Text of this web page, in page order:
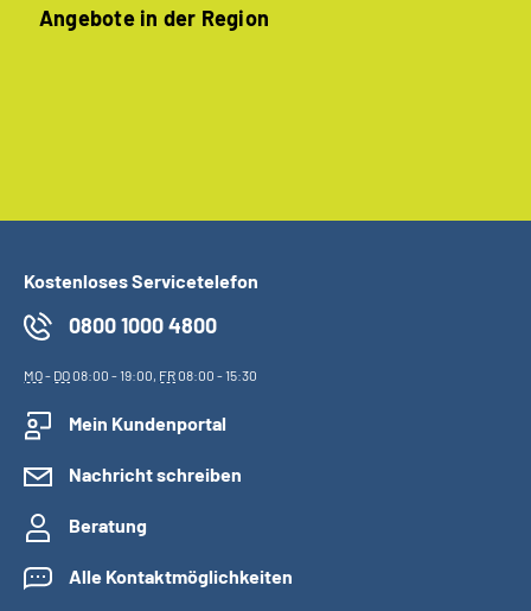
Angebote in der Region
Kostenloses Servicetelefon
0800 1000 4800
MO- DO08:00 - 19:00, FR08:00 - 15:30
Mein Kundenportal
Nachricht schreiben
Beratung
Alle Kontaktmöglichkeiten